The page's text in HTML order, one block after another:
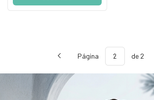
Página de 2